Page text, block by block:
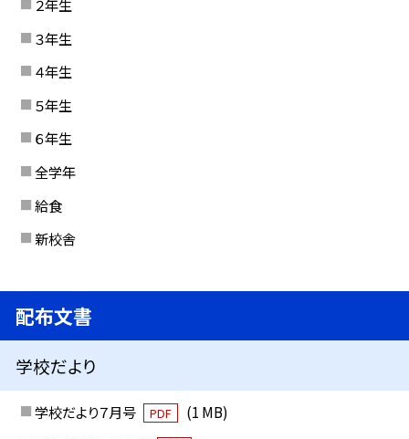
２年生
３年生
４年生
５年生
６年生
全学年
給食
新校舎
配布文書
学校だより
学校だより７月号 PDF
(1 MB)